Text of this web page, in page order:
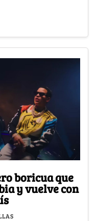
boricua que
y vuelve con